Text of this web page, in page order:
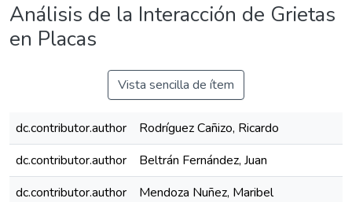
Análisis de la Interacción de Grietas
en Placas
Vista sencilla de ítem
dc.contributor.author
Rodríguez Cañizo, Ricardo
dc.contributor.author
Beltrán Fernández, Juan
dc.contributor.author
Mendoza Nuñez, Maribel